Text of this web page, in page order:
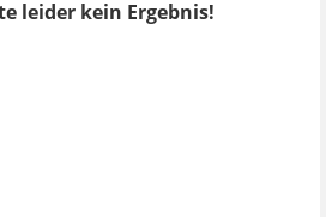
leider kein Ergebnis!